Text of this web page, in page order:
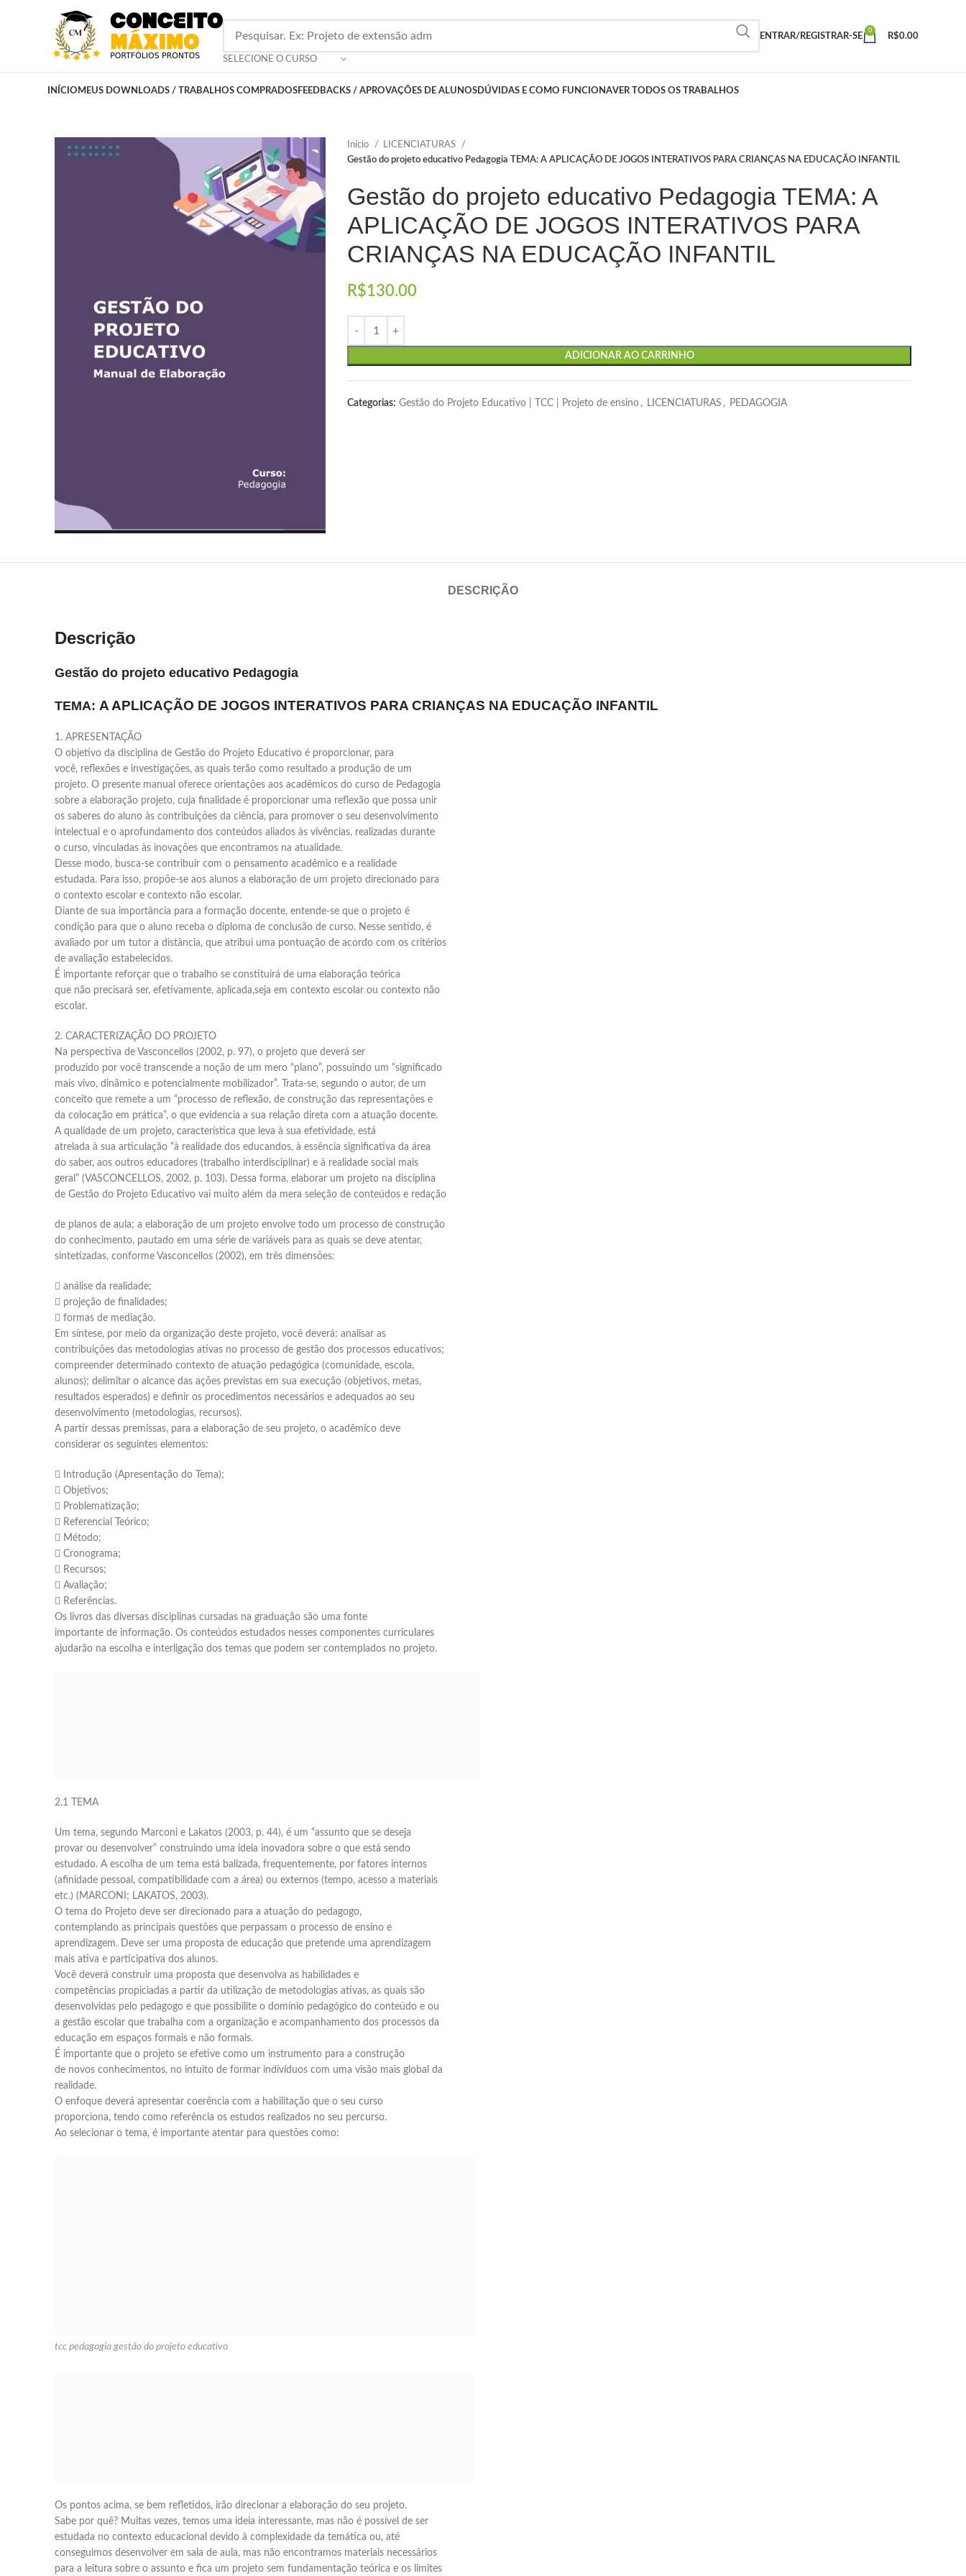
SELECIONE O CURSO
ENTRAR/REGISTRAR-SE
0
R$0.00
INÍCIO MEUS DOWNLOADS / TRABALHOS COMPRADOSFEEDBACKS / APROVAÇÕES DE ALUNOS DÚVIDAS E COMO FUNCIONAVER TODOS OS TRABALHOS
Início
LICENCIATURAS
Gestão do projeto educativo Pedagogia TEMA: A APLICAÇÃO DE JOGOS INTERATIVOS PARA CRIANÇAS NA EDUCAÇÃO INFANTIL
Gestão do projeto educativo Pedagogia TEMA: A
APLICAÇÃO DE JOGOS INTERATIVOS PARA
CRIANÇAS NA EDUCAÇÃO INFANTIL
R$130.00
ADICIONAR AO CARRINHO
Categorias: Gestão do Projeto Educativo | TCC | Projeto de ensino , LICENCIATURAS , PEDAGOGIA
DESCRIÇÃO
Descrição
Gestão do projeto educativo Pedagogia
TEMA: A APLICAÇÃO DE JOGOS INTERATIVOS PARA CRIANÇAS NA EDUCAÇÃO INFANTIL
1. APRESENTAÇÃO
O objetivo da disciplina de Gestão do Projeto Educativo é proporcionar, para
você, reflexões e investigações, as quais terão como resultado a produção de um
projeto. O presente manual oferece orientações aos acadêmicos do curso de Pedagogia
sobre a elaboração projeto, cuja finalidade é proporcionar uma reflexão que possa unir
os saberes do aluno às contribuições da ciência, para promover o seu desenvolvimento
intelectual e o aprofundamento dos conteúdos aliados às vivências, realizadas durante
o curso, vinculadas às inovações que encontramos na atualidade.
Desse modo, busca-se contribuir com o pensamento acadêmico e a realidade
estudada. Para isso, propõe-se aos alunos a elaboração de um projeto direcionado para
o contexto escolar e contexto não escolar.
Diante de sua importância para a formação docente, entende-se que o projeto é
condição para que o aluno receba o diploma de conclusão de curso. Nesse sentido, é
avaliado por um tutor a distância, que atribui uma pontuação de acordo com os critérios
de avaliação estabelecidos.
É importante reforçar que o trabalho se constituirá de uma elaboração teórica
que não precisará ser, efetivamente, aplicada,seja em contexto escolar ou contexto não
escolar.
2. CARACTERIZAÇÃO DO PROJETO
Na perspectiva de Vasconcellos (2002, p. 97), o projeto que deverá ser
produzido por você transcende a noção de um mero “plano”, possuindo um “significado
mais vivo, dinâmico e potencialmente mobilizador”. Trata-se, segundo o autor, de um
conceito que remete a um “processo de reflexão, de construção das representações e
da colocação em prática”, o que evidencia a sua relação direta com a atuação docente.
A qualidade de um projeto, característica que leva à sua efetividade, está
atrelada à sua articulação “à realidade dos educandos, à essência significativa da área
do saber, aos outros educadores (trabalho interdisciplinar) e à realidade social mais
geral” (VASCONCELLOS, 2002, p. 103). Dessa forma, elaborar um projeto na disciplina
de Gestão do Projeto Educativo vai muito além da mera seleção de conteúdos e redação
de planos de aula; a elaboração de um projeto envolve todo um processo de construção
do conhecimento, pautado em uma série de variáveis para as quais se deve atentar,
sintetizadas, conforme Vasconcellos (2002), em três dimensões:
 análise da realidade;
 projeção de finalidades;
 formas de mediação.
Em síntese, por meio da organização deste projeto, você deverá: analisar as
contribuições das metodologias ativas no processo de gestão dos processos educativos;
compreender determinado contexto de atuação pedagógica (comunidade, escola,
alunos); delimitar o alcance das ações previstas em sua execução (objetivos, metas,
resultados esperados) e definir os procedimentos necessários e adequados ao seu
desenvolvimento (metodologias, recursos).
A partir dessas premissas, para a elaboração de seu projeto, o acadêmico deve
considerar os seguintes elementos:
 Introdução (Apresentação do Tema);
 Objetivos;
 Problematização;
 Referencial Teórico;
 Método;
 Cronograma;
 Recursos;
 Avaliação;
 Referências.
Os livros das diversas disciplinas cursadas na graduação são uma fonte
importante de informação. Os conteúdos estudados nesses componentes curriculares
ajudarão na escolha e interligação dos temas que podem ser contemplados no projeto.
2.1 TEMA
Um tema, segundo Marconi e Lakatos (2003, p. 44), é um “assunto que se deseja
provar ou desenvolver” construindo uma ideia inovadora sobre o que está sendo
estudado. A escolha de um tema está balizada, frequentemente, por fatores internos
(afinidade pessoal, compatibilidade com a área) ou externos (tempo, acesso a materiais
etc.) (MARCONI; LAKATOS, 2003).
O tema do Projeto deve ser direcionado para a atuação do pedagogo,
contemplando as principais questões que perpassam o processo de ensino e
aprendizagem. Deve ser uma proposta de educação que pretende uma aprendizagem
mais ativa e participativa dos alunos.
Você deverá construir uma proposta que desenvolva as habilidades e
competências propiciadas a partir da utilização de metodologias ativas, as quais são
desenvolvidas pelo pedagogo e que possibilite o domínio pedagógico do conteúdo e ou
a gestão escolar que trabalha com a organização e acompanhamento dos processos da
educação em espaços formais e não formais.
É importante que o projeto se efetive como um instrumento para a construção
de novos conhecimentos, no intuito de formar indivíduos com uma visão mais global da
realidade.
O enfoque deverá apresentar coerência com a habilitação que o seu curso
proporciona, tendo como referência os estudos realizados no seu percurso.
Ao selecionar o tema, é importante atentar para questões como:
tcc pedagogia gestão do projeto educativo
Os pontos acima, se bem refletidos, irão direcionar a elaboração do seu projeto.
Sabe por quê? Muitas vezes, temos uma ideia interessante, mas não é possível de ser
estudada no contexto educacional devido à complexidade da temática ou, até
conseguimos desenvolver em sala de aula, mas não encontramos materiais necessários
para a leitura sobre o assunto e fica um projeto sem fundamentação teórica e os limites